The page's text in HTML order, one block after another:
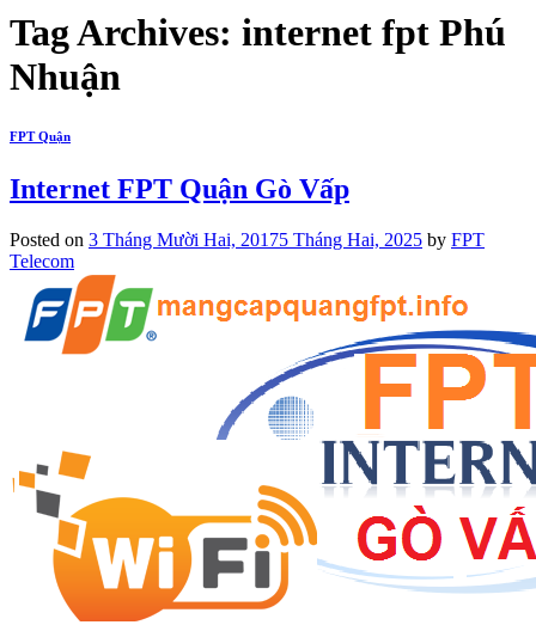
Tag Archives: internet fpt Phú
Nhuận
FPT Quận
Internet FPT Quận Gò Vấp
Posted on 3 Tháng Mười Hai, 20175 Tháng Hai, 2025 by FPT
Telecom